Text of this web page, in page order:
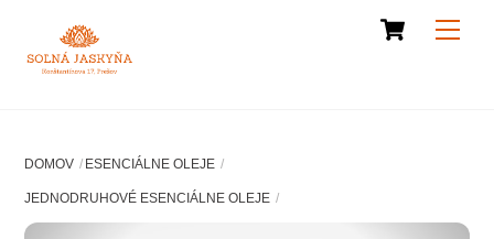
content
Cart
DOMOV ESENCIÁLNE OLEJE
JEDNODRUHOVÉ ESENCIÁLNE OLEJE